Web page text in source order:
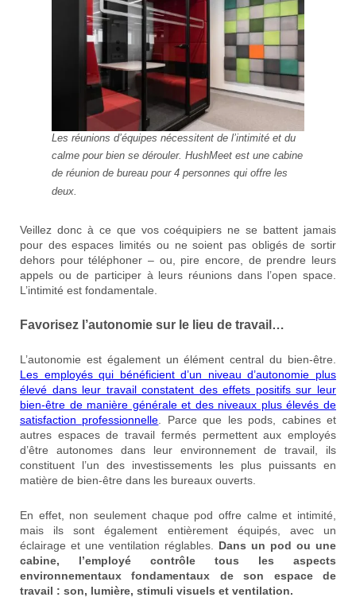
Les réunions d’équipes nécessitent de l’intimité et du
calme pour bien se dérouler. HushMeet est une cabine
de réunion de bureau pour 4 personnes qui offre les
deux.
Veillez donc à ce que vos coéquipiers ne se battent jamais
pour des espaces limités ou ne soient pas obligés de sortir
dehors pour téléphoner – ou, pire encore, de prendre leurs
appels ou de participer à leurs réunions dans l’open space.
L’intimité est fondamentale.
Favorisez l’autonomie sur le lieu de travail…
L’autonomie est également un élément central du bien-être.
Les employés qui bénéficient d’un niveau d’autonomie plus
élevé dans leur travail constatent des effets positifs sur leur
bien-être de manière générale et des niveaux plus élevés de
satisfaction professionnelle . Parce que les pods, cabines et
autres espaces de travail fermés permettent aux employés
d’être autonomes dans leur environnement de travail, ils
constituent l’un des investissements les plus puissants en
matière de bien-être dans les bureaux ouverts.
En effet, non seulement chaque pod offre calme et intimité,
mais ils sont également entièrement équipés, avec un
éclairage et une ventilation réglables. Dans un pod ou une
cabine, l’employé contrôle tous les aspects
environnementaux fondamentaux de son espace de
travail : son, lumière, stimuli visuels et ventilation.